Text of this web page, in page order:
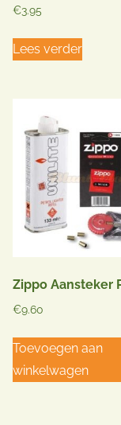
€3.95
Lees verder
Zippo Aansteker
€9.60
Toevoegen aan
winkelwagen